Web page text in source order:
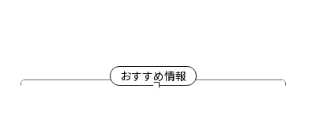
おすすめ情報